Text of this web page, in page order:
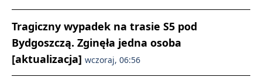
Tragiczny wypadek na trasie S5 pod
Bydgoszczą. Zginęła jedna osoba
[aktualizacja] wczoraj, 06:56